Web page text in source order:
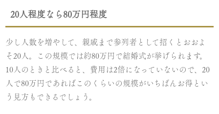
20人程度なら80万円程度
少し人数を増やして、親戚まで参列者として招くとおおよ
そ20人。この規模では約80万円で結婚式が挙げられます。
10人のときと比べると、費用は2倍になっていないので、20
人で80万円であればこのくらいの規模がいちばんお得とい
う見方もできるでしょう。